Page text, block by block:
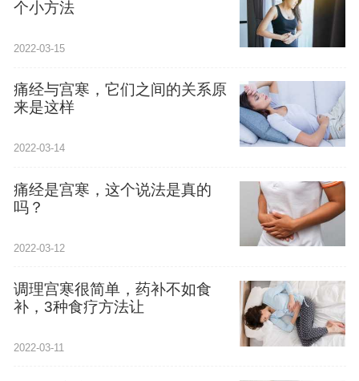
个小方法
2022-03-15
痛经与宫寒，它们之间的关系原
来是这样
2022-03-14
痛经是宫寒，这个说法是真的
吗？
2022-03-12
调理宫寒很简单，药补不如食
补，3种食疗方法让
2022-03-11